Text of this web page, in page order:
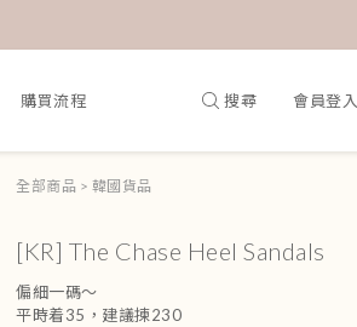
購買流程 搜尋 會員登入
全部商品 > 韓國貨品
[KR] The Chase Heel Sandals
偏細一碼～
平時着35，建議揀230